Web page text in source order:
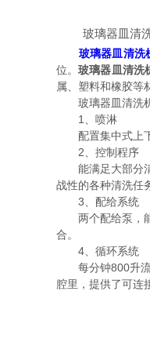
玻璃器皿清洗
玻璃器皿清洗
位。玻璃器皿清洗
属、塑料和橡胶等
玻璃器皿清洗机
1、喷淋
配置集中式上下
2、控制程序
能满足大部分清
战性的各种清洗任
3、配给系统
两个配给泵，能
合。
4、循环系统
每分钟800升流
腔里，提供了可连